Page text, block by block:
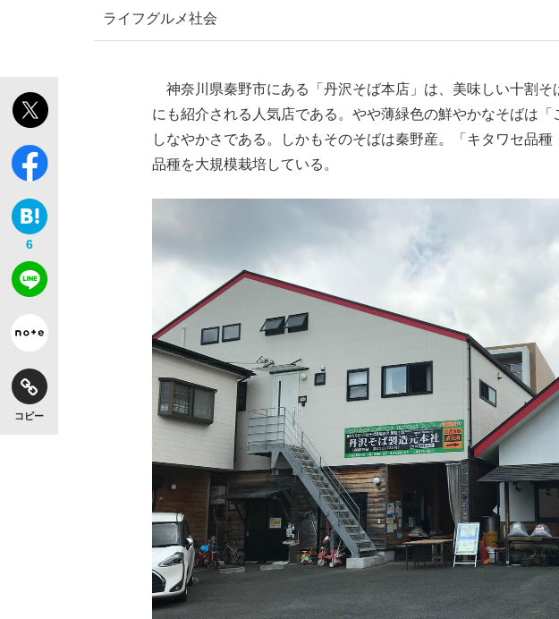
「目標達成できなかったからと言って…」サッカー日本代表・森保一監
the Style
ライフグルメ社会
6
コピー
神奈川県秦野市にある「丹沢そば本店」は、美味しい十割そ
にも紹介される人気店である。やや薄緑色の鮮やかなそばは
しなやかさである。しかもそのそばは秦野産。「キタワセ品
品種を大規模栽培している。